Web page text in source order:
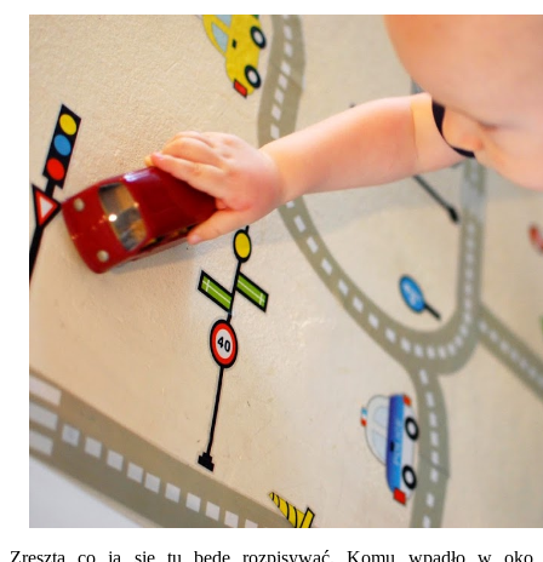
Zresztą co ja się tu będę rozpisywać. Komu wpadło w oko